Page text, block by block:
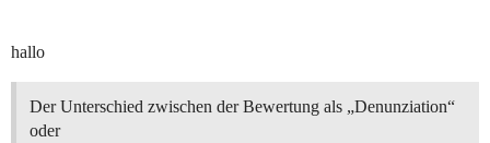
hallo
Der Unterschied zwischen der Bewertung als „Denunziation“
oder